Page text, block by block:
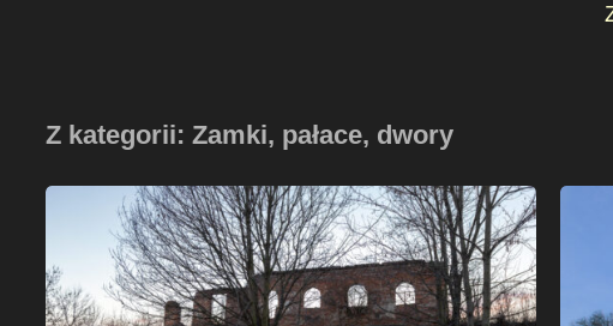
Z kategorii: Zamki, pałace, dwory
Ruiny
Zamku
rodu
Vrbnów